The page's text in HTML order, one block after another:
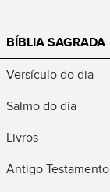
BÍBLIA SAGRADA
Versículo do dia
Salmo do dia
Livros
Antigo Testamento